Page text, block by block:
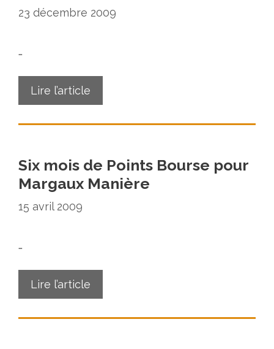
23 décembre 2009
…
Lire l’article
Six mois de Points Bourse pour
Margaux Manière
15 avril 2009
…
Lire l’article